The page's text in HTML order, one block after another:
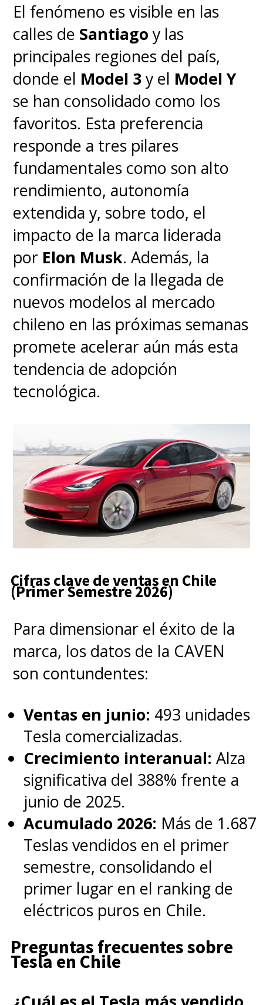
autonomía estimada de704
kilómetros, ampliando su
apuesta por competir
directamente con Tesla, BYD y
otras marcas chinas que
dominan el mercado eléctrico.
El fenómeno es visible en las
calles de Santiago y las
principales regiones del país,
donde el Model 3 y el Model Y
se han consolidado como los
favoritos. Esta preferencia
responde a tres pilares
fundamentales como son alto
rendimiento, autonomía
extendida y, sobre todo, el
impacto de la marca liderada
por Elon Musk. Además, la
confirmación de la llegada de
nuevos modelos al mercado
chileno en las próximas semanas
promete acelerar aún más esta
tendencia de adopción
tecnológica.
Cifras clave de ventas en Chile
(Primer Semestre 2026)
Para dimensionar el éxito de la
marca, los datos de la CAVEN
son contundentes:
Ventas en junio: 493 unidades
Tesla comercializadas.
Crecimiento interanual: Alza
significativa del 388% frente a
junio de 2025.
Acumulado 2026: Más de 1.687
Teslas vendidos en el primer
semestre, consolidando el
primer lugar en el ranking de
eléctricos puros en Chile.
Preguntas frecuentes sobre
Tesla en Chile